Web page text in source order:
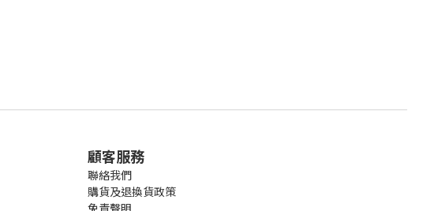
顧客服務
聯絡我們
購貨及退換貨政策
免責聲明